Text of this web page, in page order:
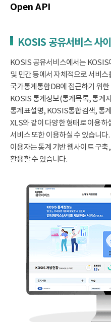
Open API
KOSIS 공유서비스 사
KOSIS 공유서비스에서는
및 민간 등에서 자체적으로 서비스
국가통계통합DB에 접근하기 위
KOSIS 통계정보(통계목록, 통계
통계표설명, KOSIS통합검색, 통
XLS와 같이 다양한 형태로 이용
서비스 또한 이용하실 수 있습니다.
이용자는 통계 기반 웹사이트 구
활용할 수 있습니다.